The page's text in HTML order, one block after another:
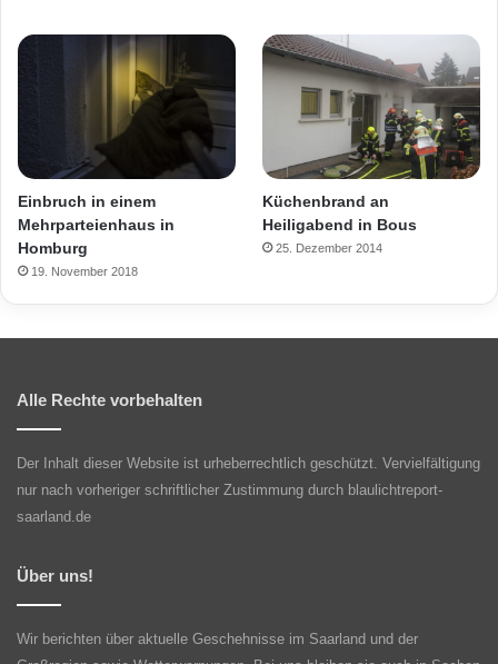
Einbruch in einem
Mehrparteienhaus in
Homburg
19. November 2018
Küchenbrand an
Heiligabend in Bous
25. Dezember 2014
Alle Rechte vorbehalten
Der Inhalt dieser Website ist urheberrechtlich geschützt. Vervielfältigung
nur nach vorheriger schriftlicher Zustimmung durch blaulichtreport-
saarland.de
Über uns!
Wir berichten über aktuelle Geschehnisse im Saarland und der